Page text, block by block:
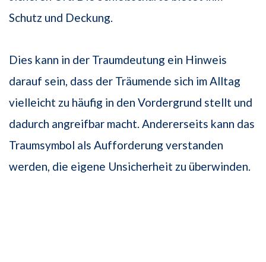
Schutz und Deckung.
Dies kann in der Traumdeutung ein Hinweis
darauf sein, dass der Träumende sich im Alltag
vielleicht zu häufig in den Vordergrund stellt und
dadurch angreifbar macht. Andererseits kann das
Traumsymbol als Aufforderung verstanden
werden, die eigene Unsicherheit zu überwinden.